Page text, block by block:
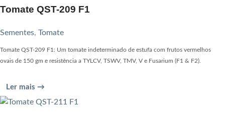
Tomate QST-209 F1
Sementes, Tomate
Tomate QST-209 F1: Um tomate indeterminado de estufa com frutos vermelhos
ovais de 150 gm e resistência a TYLCV, TSWV, TMV, V e Fusarium (F1 & F2).
Ler mais →